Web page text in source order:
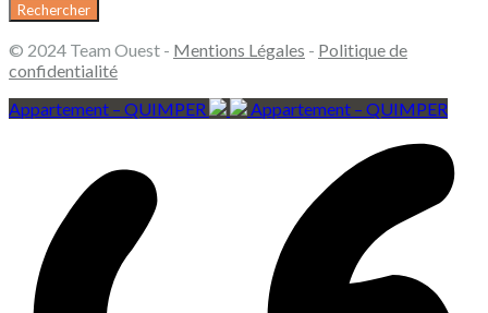
© 2024 Team Ouest - Mentions Légales - Politique de
confidentialité
Appartement – QUIMPER
Appartement – QUIMPER